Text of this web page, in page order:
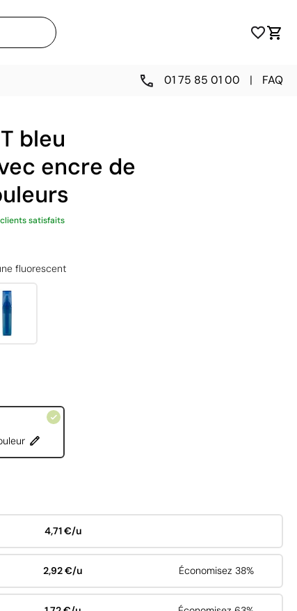
01 75 85 01 00 | FAQ
bleu
encre de
clients satisfaits
fluorescent
4,71 €/u
2,92 €/u Économisez 38%